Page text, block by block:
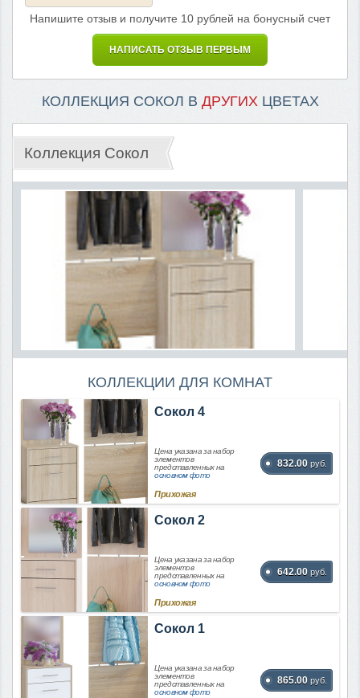
Напишите отзыв и получите 10 рублей на бонусный счет
НАПИСАТЬ ОТЗЫВ ПЕРВЫМ
КОЛЛЕКЦИЯ СОКОЛ В ДРУГИХЦВЕТАХ
Коллекция Сокол
КОЛЛЕКЦИИ ДЛЯ КОМНАТ
Сокол 4
Цена указана за набор
элементов
представленных на
основном фото
832.00 руб.
Прихожая
Сокол 2
Цена указана за набор
элементов
представленных на
основном фото
642.00 руб.
Прихожая
Сокол 1
Цена указана за набор
элементов
представленных на
основном фото
865.00 руб.